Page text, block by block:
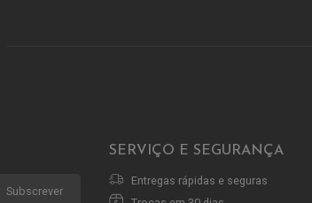
Subscrever
SERVIÇO E SEGURANÇA
Entregas rápidas e seguras